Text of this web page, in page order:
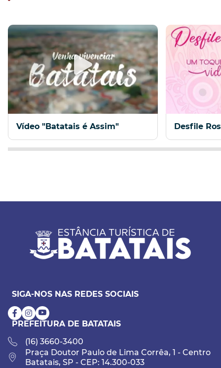
Vídeo "Batatais é Assim" Desfile
SIGA-NOS NAS REDES SOCIAIS
PREFEITURA DE BATATAIS
(16) 3660-3400
Praça Doutor Paulo de Lima Corrêa, 1 - Centro
Batatais, SP - CEP: 14.300-033